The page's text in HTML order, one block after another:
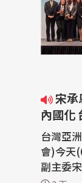
內國化
台灣亞
會)今天
副主委